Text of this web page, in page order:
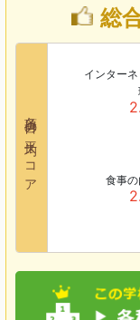
総
各項目の平均スコア 食事
インターネ